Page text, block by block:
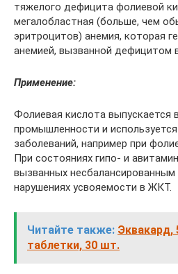
тяжелого дефицита фолиевой
мегалобластная (больше, чем
эритроцитов) анемия, которая
анемией, вызванной дефицитом
Применение:
Фолиевая кислота выпускается
промышленности и
заболеваний, например при
При состояниях гипо- и
вызванных несбалансированным
нарушениях усвояемости в ЖКТ.
Читайте также: Эквакард,
таблетки, 30 шт.